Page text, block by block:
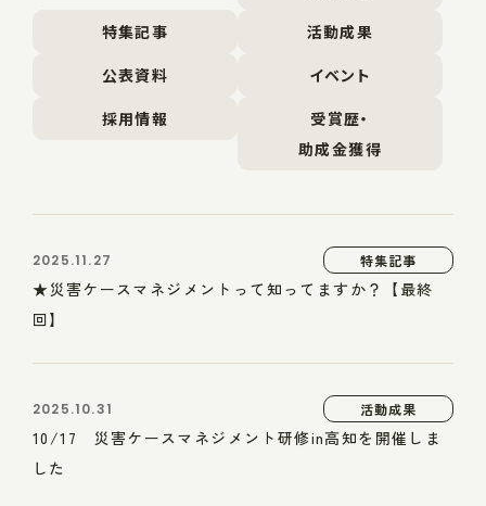
特集記事
活動成果
公表資料
イベント
採用情報
受賞歴・
助成金獲得
2025.11.27 特集記事
★災害ケースマネジメントって知ってますか？【最終
回】
2025.10.31 活動成果
10/17 災害ケースマネジメント研修in高知を開催しま
した